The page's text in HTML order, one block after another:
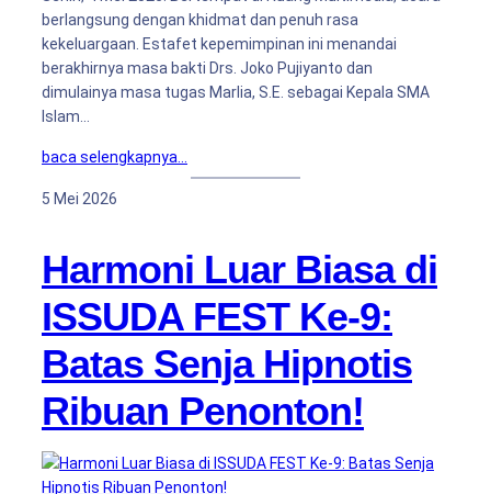
berlangsung dengan khidmat dan penuh rasa
kekeluargaan. Estafet kepemimpinan ini menandai
berakhirnya masa bakti Drs. Joko Pujiyanto dan
dimulainya masa tugas Marlia, S.E. sebagai Kepala SMA
Islam…
baca selengkapnya…
5 Mei 2026
Harmoni Luar Biasa di
ISSUDA FEST Ke-9:
Batas Senja Hipnotis
Ribuan Penonton!